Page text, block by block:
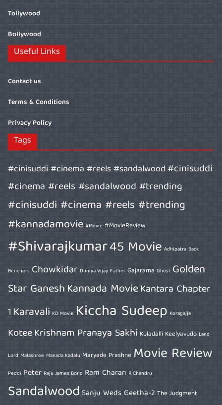
Tollywood
Bollywood
Useful Links
Contact us
Terms & Conditions
Privacy Policy
Tags
#cinisuddi #cinema #reels #sandalwood#cinisuddi
#cinema #reels #sandalwood #trending
#cinisuddi #cinema #reels #trending
#kannadamovie #Movie #MovieReview
#Shivarajkumar45 Movie Adhipatra Back
Benchers Chowkidar Duniya Vijay Father Gajarama Ghost Golden
Star GaneshKannada MovieKantara Chapter
1 Karavali KD Movie Kiccha Sudeep Koragajja
KoteeKrishnam Pranaya Sakhi Kuladalli Keelyavudo Land
Lord Malashree Manada Kadalu Maryade Prashne Movie Review
Peddi Peter Raju James Bond Ram Charan R Chandru
Sandalwood Sanju Weds Geetha-2 The Judgment